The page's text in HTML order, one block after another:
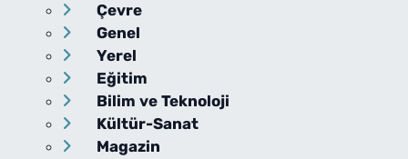
Çevre
Genel
Yerel
Eğitim
Bilim ve Teknoloji
Kültür-Sanat
Magazin